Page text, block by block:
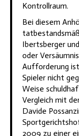
Kontrollraum.
Bei diesem
Ibertsberger
oder
Aufforderung
Spieler nicht
Weise
Vergleich mit
Davide
2009 zu einer